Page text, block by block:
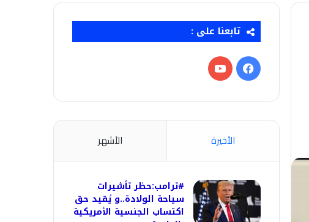
تابعنا على :
فيسبوك‫YouTube
الأخيرة الأشهر
#ترامب:حظر تأشيرات
سياحة الولادة..و يُقيد حق
اكتساب الجنسية الأمريكية